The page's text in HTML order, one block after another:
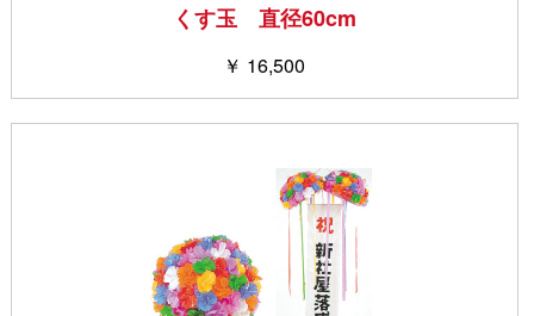
くす玉 直径60cm
￥ 16,500